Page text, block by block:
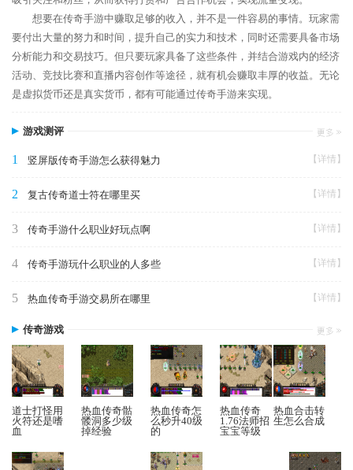
想要在传奇手游中赚取足够的收入，并不是一件容易的事情。玩家需
要付出大量的努力和时间，提升自己的实力和技术，同时还需要具备市场
分析能力和交易技巧。但只要玩家具备了这些条件，并结合游戏内的经济
活动、竞技比赛和直播内容创作等途径，就有机会赚取丰厚的收益。无论
是虚拟货币还是真实货币，都有可能通过传奇手游来实现。
游戏测评
1 竖屏版传奇手游怎么获得魅力 【详情】
2 复古传奇道士符在哪里买 【详情】
3 传奇手游什么职业好玩点啊 【详情】
4 传奇手游玩什么职业的人多些 【详情】
5 热血传奇手游交易所在哪里 【详情】
传奇游戏
道士打怪用
火符还是嗜
血
热血传奇骷
髅洞多少级
掉经验
热血传奇怎
么秒升40级
的
热血传奇
1.76法师招
宝宝等级
热血合击转
生怎么合成